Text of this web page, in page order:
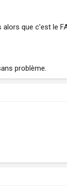
que c'est le
problème.